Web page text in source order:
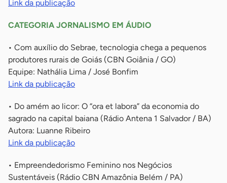
Link da publicação
CATEGORIA JORNALISMO EM ÁUDIO
• Com auxílio do Sebrae, tecnologia chega a pequenos
produtores rurais de Goiás (CBN Goiânia / GO)
Equipe: Nathália Lima / José Bonfim
Link da publicação
• Do amém ao licor: O “ora et labora” da economia do
sagrado na capital baiana (Rádio Antena 1 Salvador / BA)
Autora: Luanne Ribeiro
Link da publicação
• Empreendedorismo Feminino nos Negócios
Sustentáveis (Rádio CBN Amazônia Belém / PA)